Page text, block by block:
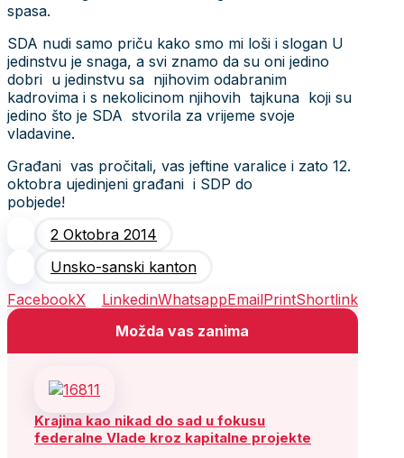
spasa.
SDA nudi samo priču kako smo mi loši i slogan U
jedinstvu je snaga, a svi znamo da su oni jedino
dobri u jedinstvu sa njihovim odabranim
kadrovima i s nekolicinom njihovih tajkuna koji su
jedino što je SDA stvorila za vrijeme svoje
vladavine.
Građani vas pročitali, vas jeftine varalice i zato 12.
oktobra ujedinjeni građani i SDP do
2 Oktobra 2014
Unsko-sanski kanton
FacebookX LinkedinWhatsappEmailPrintShortlink
Možda vas zanima
Krajina kao nikad do sad u fokusu
federalne Vlade kroz kapitalne projekte